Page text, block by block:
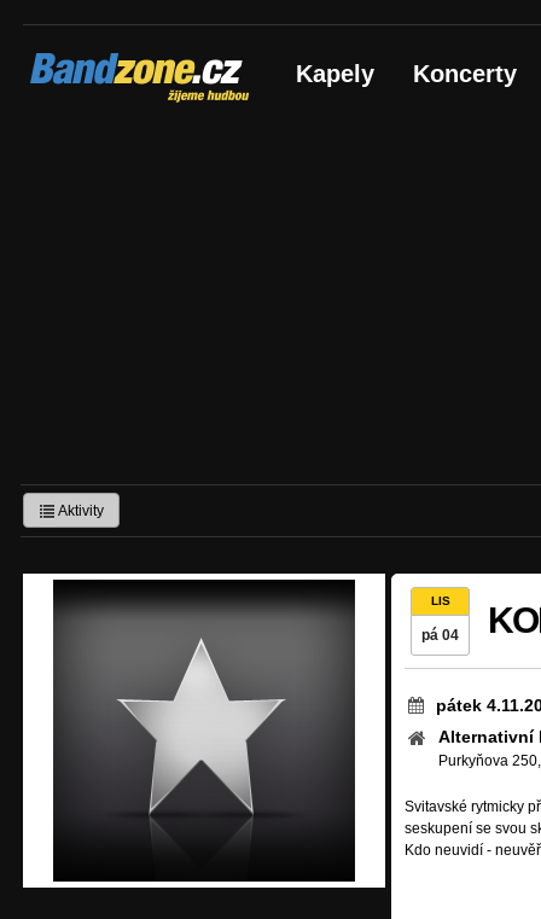
Bandzone.cz
žijeme hudbou Kapely Koncerty
Aktivity
LIS
pá 04
pátek
Alternativní
Purkyňova
Svitavské rytmicky
seskupení se svou
Kdo neuvidí -